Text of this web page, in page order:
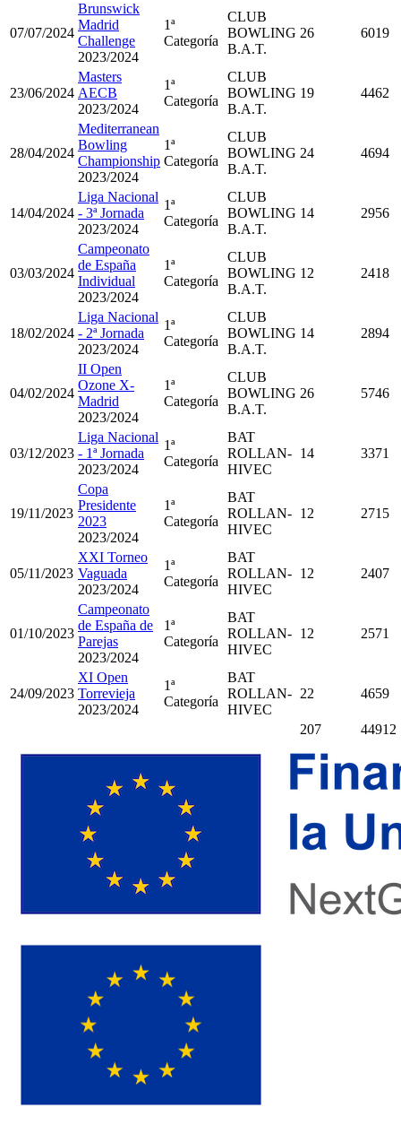
07/07/2024
Brunswick
Madrid
Challenge
2023/2024
1ª
Categoría
CLUB
BOWLING
B.A.T.
26 6019
23/06/2024
Masters
AECB
2023/2024
1ª
Categoría
CLUB
BOWLING
B.A.T.
19 4462
28/04/2024
Mediterranean
Bowling
Championship
2023/2024
1ª
Categoría
CLUB
BOWLING
B.A.T.
24 4694
14/04/2024
Liga Nacional
- 3ª Jornada
2023/2024
1ª
Categoría
CLUB
BOWLING
B.A.T.
14 2956
03/03/2024
Campeonato
de España
Individual
2023/2024
1ª
Categoría
CLUB
BOWLING
B.A.T.
12 2418
18/02/2024
Liga Nacional
- 2ª Jornada
2023/2024
1ª
Categoría
CLUB
BOWLING
B.A.T.
14 2894
04/02/2024
II Open
Ozone X-
Madrid
2023/2024
1ª
Categoría
CLUB
BOWLING
B.A.T.
26 5746
03/12/2023
Liga Nacional
- 1ª Jornada
2023/2024
1ª
Categoría
BAT
ROLLAN-
HIVEC
14 3371
19/11/2023
Copa
Presidente
2023
2023/2024
1ª
Categoría
BAT
ROLLAN-
HIVEC
12 2715
05/11/2023
XXI Torneo
Vaguada
2023/2024
1ª
Categoría
BAT
ROLLAN-
HIVEC
12 2407
01/10/2023
Campeonato
de España de
Parejas
2023/2024
1ª
Categoría
BAT
ROLLAN-
HIVEC
12 2571
24/09/2023
XI Open
Torrevieja
2023/2024
1ª
Categoría
BAT
ROLLAN-
HIVEC
22 4659
207 44912